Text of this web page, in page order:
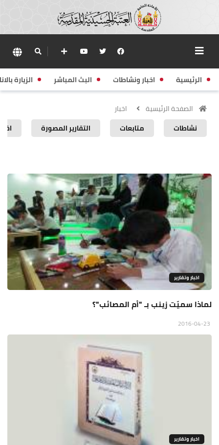
الرئيسية اخبار ونشاطات البث المباشر الزيارة
الصفحة الرئيسية
اخبار
نشاطات
متابعات التقارير المصورة
اخبار وتقارير
لماذا سميّت زينب بـ "أم المصائب"؟
اخبار وتقارير